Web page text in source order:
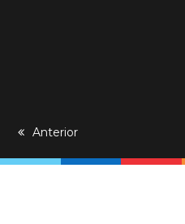
previous
Anterior